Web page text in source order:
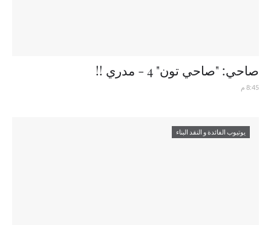
صاحي: "صاحي تون" 4 - مدري !!
8:45 م
يوتيوب الفائدة و النقد البناء